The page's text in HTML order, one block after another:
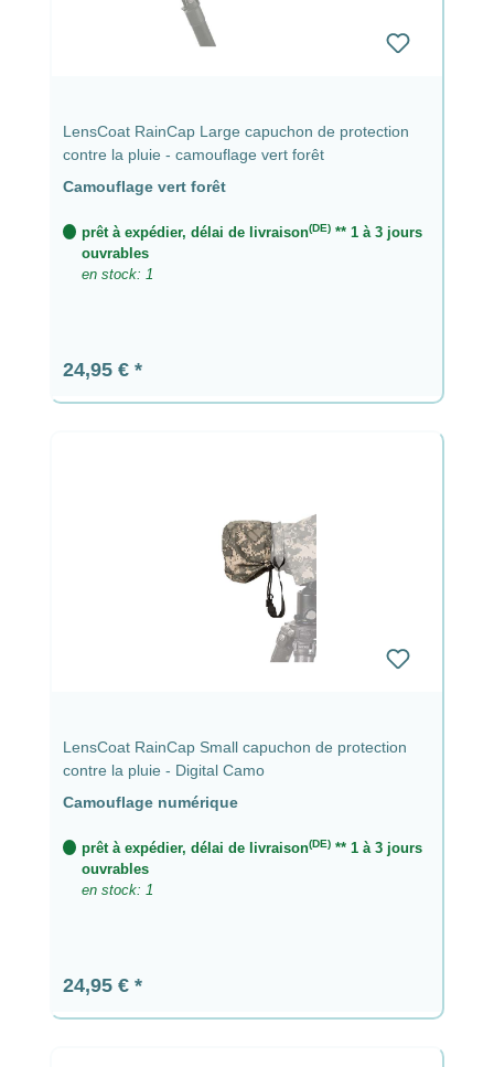
LensCoat RainCap Large capuchon de protection
contre la pluie - camouflage vert forêt
Camouflage vert forêt
prêt à expédier, délai de livraison(DE)** 1 à 3 jours
ouvrables
en stock: 1
Prix régulier :
24,95 €
LensCoat RainCap Small capuchon de protection
contre la pluie - Digital Camo
Camouflage numérique
prêt à expédier, délai de livraison(DE)** 1 à 3 jours
ouvrables
en stock: 1
Prix régulier :
24,95 €